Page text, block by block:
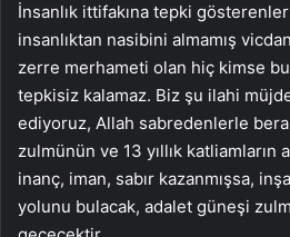
İnsanlık ittifakına tepki
insanlıktan nasibini almamış
zerre merhameti olan hiç kimse bu
tepkisiz kalamaz. Biz şu ilahi
ediyoruz, Allah sabredenlerle
zulmünün ve 13 yıllık katliamların
inanç, iman, sabır kazanmışsa,
yolunu bulacak, adalet güneşi